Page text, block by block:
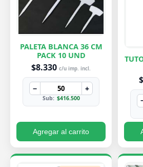
PALETA BLANCA 36 CM
PACK 10 UND
$8.330 c/u imp. incl.
− +
Sub: $416.500
Agregar al carrito